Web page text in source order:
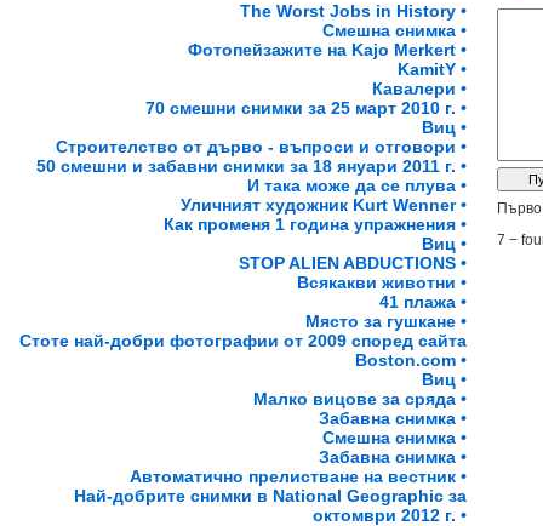
Първо
7 −
The Worst Jobs in History •
Смешна снимка •
Фотопейзажите на Kajo Merkert •
KamitY •
Кавалери •
70 смешни снимки за 25 март 2010 г. •
Виц •
Строителство от дърво - въпроси и отговори •
50 смешни и забавни снимки за 18 януари 2011 г. •
И така може да се плува •
Уличният художник Kurt Wenner •
Как променя 1 година упражнения •
Виц •
STOP ALIEN ABDUCTIONS •
Всякакви животни •
41 плажа •
Място за гушкане •
Стоте най-добри фотографии от 2009 според сайта
Boston.com •
Виц •
Малко вицове за сряда •
Забавна снимка •
Смешна снимка •
Забавна снимка •
Автоматично прелистване на вестник •
Най-добрите снимки в National Geographic за
октомври 2012 г. •